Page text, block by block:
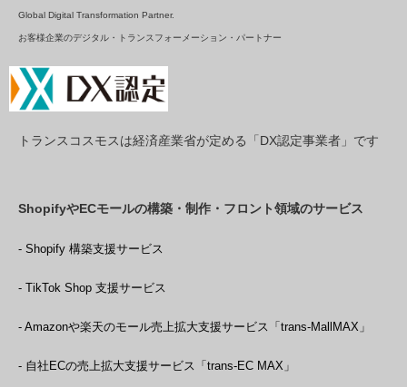
Global Digital Transformation Partner.
お客様企業のデジタル・トランスフォーメーション・パートナー
トランスコスモスは経済産業省が定める「DX認定事業者」です
ShopifyやECモールの構築・制作・フロント領域のサービス
- Shopify 構築支援サービス
- TikTok Shop 支援サービス
- Amazonや楽天のモール売上拡大支援サービス「trans-MallMAX」
- 自社ECの売上拡大支援サービス「trans-EC MAX」